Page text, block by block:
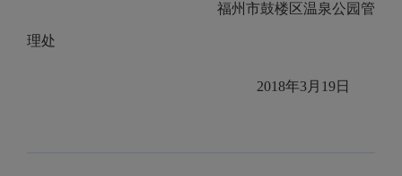
福州市鼓楼区温泉公园管
理处
2018年3月19日